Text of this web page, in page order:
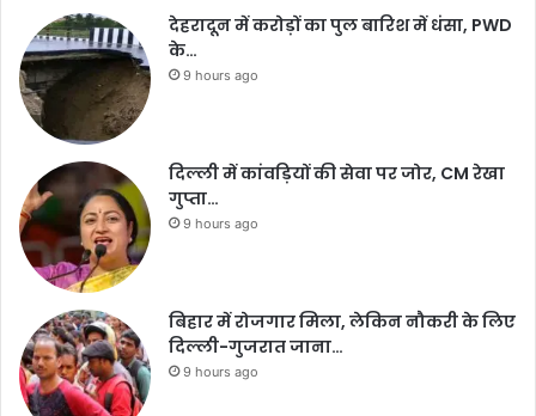
देहरादून में करोड़ों का पुल बारिश में धंसा, PWD
के…
9 hours ago
दिल्ली में कांवड़ियों की सेवा पर जोर, CM रेखा
गुप्ता…
9 hours ago
बिहार में रोजगार मिला, लेकिन नौकरी के लिए
दिल्ली-गुजरात जाना…
9 hours ago